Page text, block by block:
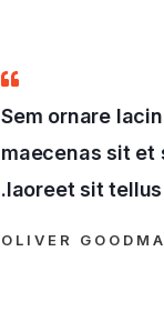
Sem ornare
maecenas sit
laoreet sit tellus
OLIVER